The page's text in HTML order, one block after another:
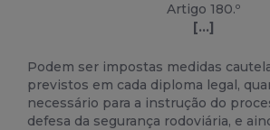
Artigo 180.º
[...]
Podem ser impostas medidas
previstos em cada diploma legal,
necessário para a instrução do
defesa da segurança rodoviária, e